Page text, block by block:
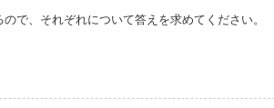
で、それぞれについて答えを求めてください。